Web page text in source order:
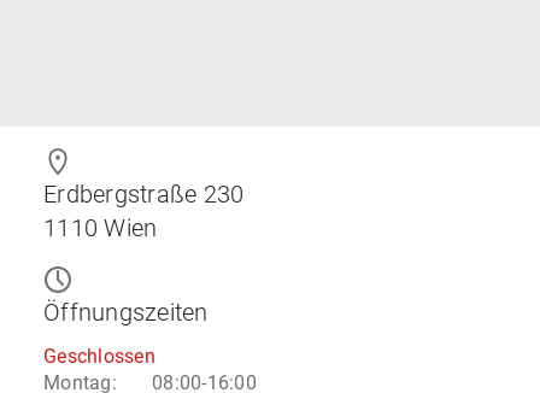
Erdbergstraße 230
1110 Wien
Öffnungszeiten
Geschlossen
Montag:
08:00-16:00